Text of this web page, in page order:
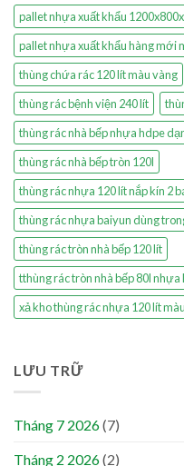
pallet nhựa xuất khẩu
pallet nhựa xuất khẩu hàng mới
thùng chứa rác 120 lít màu vàng
thùng rác bệnh viện 240 lít
thùng rác nhà bếp nhựa hdpe
thùng rác nhà bếp tròn 120l
thùng rác nhựa 120 lít nắp kín 2
thùng rác nhựa baiyun dùng
thùng rác tròn nhà bếp 120 lít
tthùng rác tròn nhà bếp 80l nhựa
xả kho thùng rác nhựa 120 lít
LƯU TRỮ
Tháng 7 2026(7)
Tháng 2 2026(2)